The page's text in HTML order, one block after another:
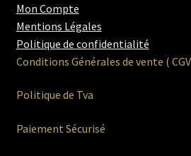
Mon Compte
Mentions Légales
Politique de confidentialité
Conditions Générales de vente (
Politique de Tva
Paiement Sécurisé